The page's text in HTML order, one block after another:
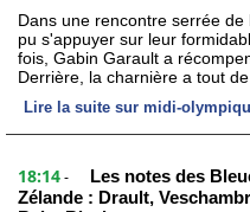
Dans une rencontre serrée
pu s'appuyer sur leur
fois, Gabin Garault a
Derrière, la charnière a tout de
Lire la suite sur midi-
18:14 -
Les notes des
Zélande : Drault,